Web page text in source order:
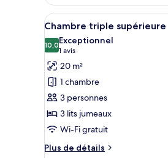
Standard
double
Afficher
toutes
les
photos
pour
ce
type
de
chambre :
Chambre
12
Chambre triple supérieure
10,010,0 sur 10
Exceptionnel
1 avis
(1 avis)
20 m²
1 chambre
3 personnes
3 lits jumeaux
Wi-Fi gratuit
Plus de détails
Plus